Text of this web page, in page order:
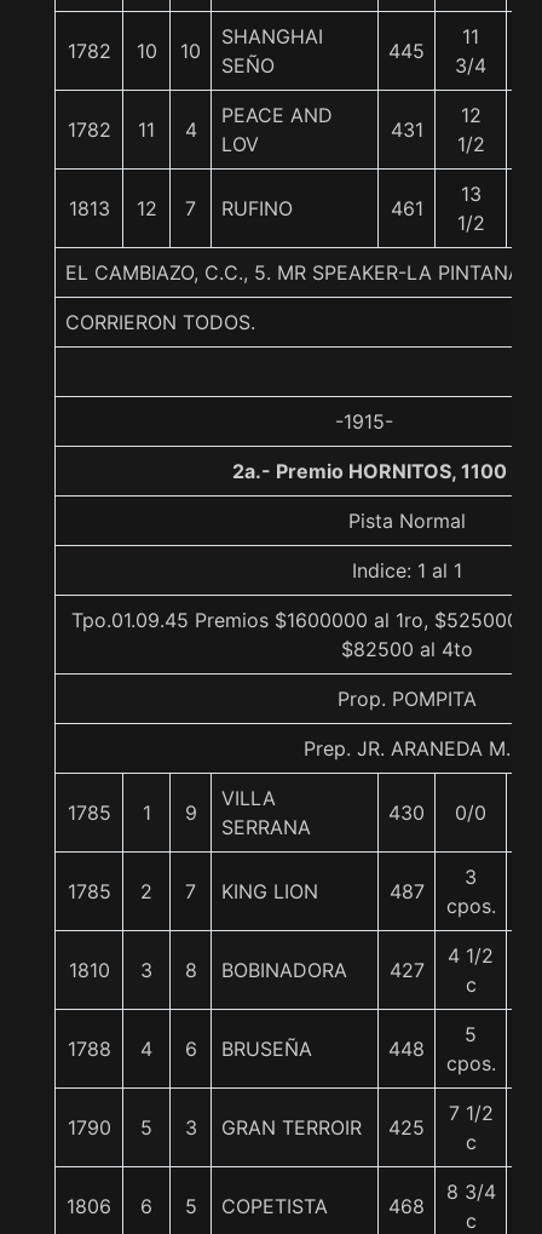
1782 10 10
SHANGHAI
SEÑO
445
11
3/4
1782 11 4
PEACE AND
LOV
431
12
1/2
1813 12 7 RUFINO 461
13
1/2
EL CAMBIAZO, C.C., 5. MR SPEAKER-LA PINTANA-
CORRIERON TODOS.
-1915-
2a.- Premio HORNITOS, 1100
Pista Normal
Indice: 1 al 1
Tpo.01.09.45 Premios $1600000 al 1ro, $525000
$82500 al 4to
Prop. POMPITA
Prep. JR. ARANEDA M.
1785 1 9
VILLA
SERRANA
430 0/0
1785 2 7 KING LION 487
3
cpos.
1810 3 8 BOBINADORA 427
4 1/2
c
1788 4 6 BRUSEÑA 448
5
cpos.
1790 5 3 GRAN TERROIR 425
7 1/2
c
1806 6 5 COPETISTA 468
8 3/4
c